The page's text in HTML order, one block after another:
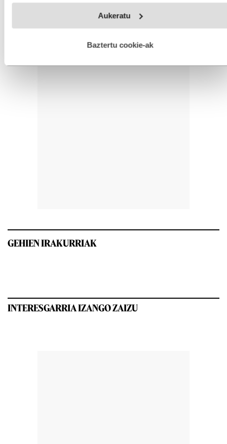
fitxategiak erabiltzen ditu. Zure esperientzia eta zerbitzuak
esplizitua ematen diguzu.Gehiago irakurri
Aukeratu
Baztertu cookie-ak
GEHIEN IRAKURRIAK
INTERESGARRIA IZANGO ZAIZU